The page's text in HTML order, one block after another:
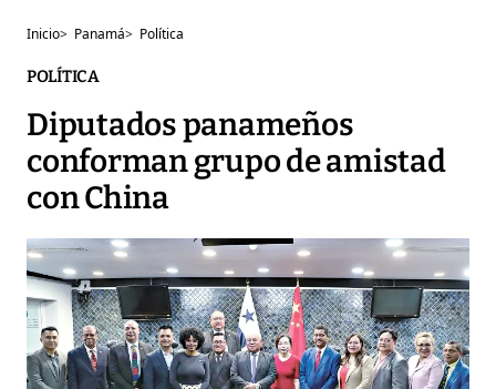
Inicio> Panamá> Política
POLÍTICA
Diputados panameños
conforman grupo de amistad
con China